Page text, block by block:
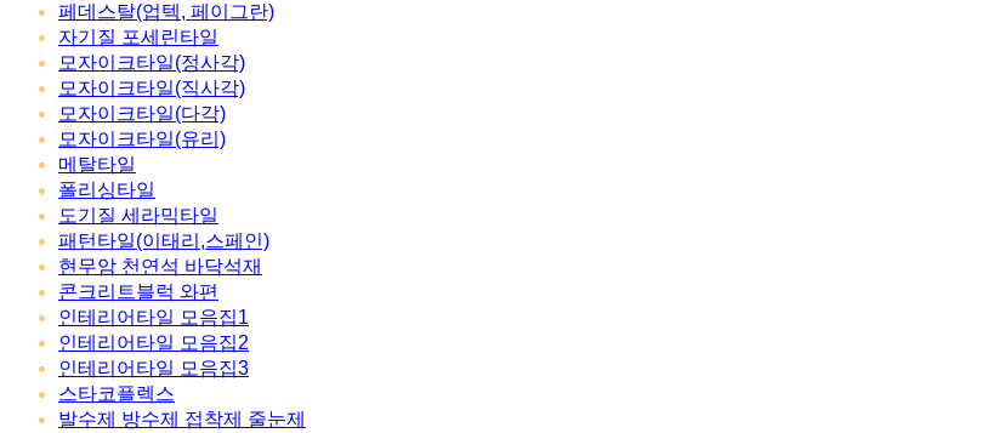
페데스탈(업텍, 페이그란)
자기질 포세린타일
모자이크타일(정사각)
모자이크타일(직사각)
모자이크타일(다각)
모자이크타일(유리)
메탈타일
폴리싱타일
도기질 세라믹타일
패턴타일(이태리,스페인)
현무암 천연석 바닥석재
콘크리트블럭 와편
인테리어타일 모음집1
인테리어타일 모음집2
인테리어타일 모음집3
스타코플렉스
발수제 방수제 접착제 줄눈제